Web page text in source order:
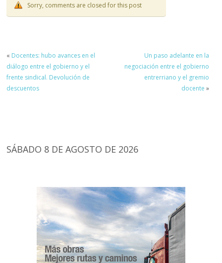
Sorry, comments are closed for this post
« Docentes: hubo avances en el
diálogo entre el gobierno y el
frente sindical. Devolución de
descuentos
Un paso adelante en la
negociación entre el gobierno
entrerriano y el gremio
docente »
SÁBADO 8 DE AGOSTO DE 2026